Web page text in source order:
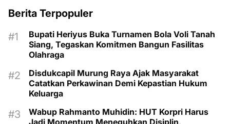
Berita Terpopuler
Bupati Heriyus Buka Turnamen Bola Voli Tanah
Siang, Tegaskan Komitmen Bangun Fasilitas
Olahraga
Disdukcapil Murung Raya Ajak Masyarakat
Catatkan Perkawinan Demi Kepastian Hukum
Keluarga
Wabup Rahmanto Muhidin: HUT Korpri Harus
Jadi Momentum Meneguhkan Disiplin,